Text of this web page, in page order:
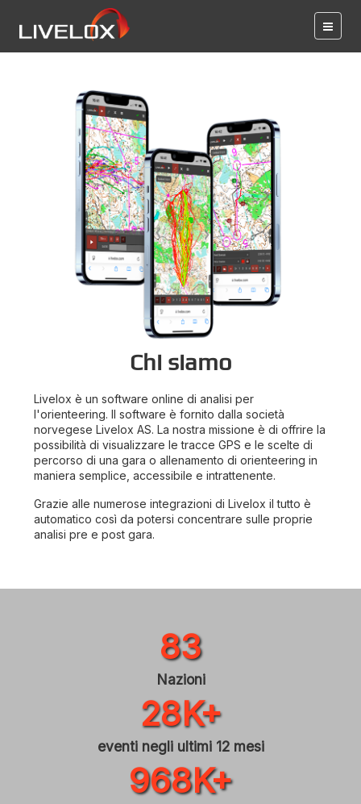
Chi siamo
Livelox è un software online di analisi per
l'orienteering. Il software è fornito dalla società
norvegese Livelox AS. La nostra missione è di offrire la
possibilità di visualizzare le tracce GPS e le scelte di
percorso di una gara o allenamento di orienteering in
maniera semplice, accessibile e intrattenente.
Grazie alle numerose integrazioni di Livelox il tutto è
automatico così da potersi concentrare sulle proprie
analisi pre e post gara.
83
Nazioni
28K+
eventi negli ultimi 12 mesi
968K+